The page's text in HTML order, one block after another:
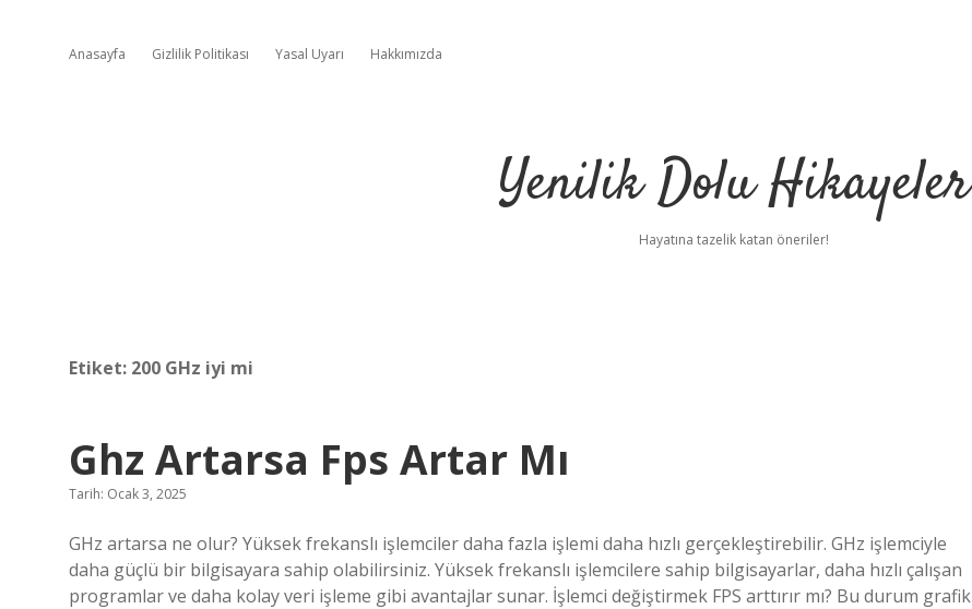
Anasayfa Gizlilik Politikası Yasal Uyarı Hakkımızda
Yenilik Dolu Hikayeler
Hayatına tazelik katan öneriler!
Etiket: 200 GHz iyi mi
Ghz Artarsa Fps Artar Mı
Tarih: Ocak 3, 2025
GHz artarsa ne olur? Yüksek frekanslı işlemciler daha fazla işlemi daha hızlı gerçekleştirebilir. GHz işlemciyle
daha güçlü bir bilgisayara sahip olabilirsiniz. Yüksek frekanslı işlemcilere sahip bilgisayarlar, daha hızlı çalışan
programlar ve daha kolay veri işleme gibi avantajlar sunar. İşlemci değiştirmek FPS arttırır mı? Bu durum grafik